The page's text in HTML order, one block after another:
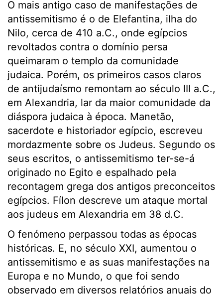
O mais antigo caso de manifestações de
antissemitismo é o de Elefantina, ilha do
Nilo, cerca de 410 a.C., onde egípcios
revoltados contra o domínio persa
queimaram o templo da comunidade
judaica. Porém, os primeiros casos claros
de antijudaísmo remontam ao século III a.C.,
em Alexandria, lar da maior comunidade da
diáspora judaica à época. Manetão,
sacerdote e historiador egípcio, escreveu
mordazmente sobre os Judeus. Segundo os
seus escritos, o antissemitismo ter-se-á
originado no Egito e espalhado pela
recontagem grega dos antigos preconceitos
egípcios. Fílon descreve um ataque mortal
aos judeus em Alexandria em 38 d.C.
O fenómeno perpassou todas as épocas
históricas. E, no século XXI, aumentou o
antissemitismo e as suas manifestações na
Europa e no Mundo, o que foi sendo
observado em diversos relatórios anuais do